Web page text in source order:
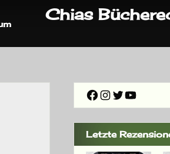
Chias
Facebook
Instagram
Twitter
Letzte